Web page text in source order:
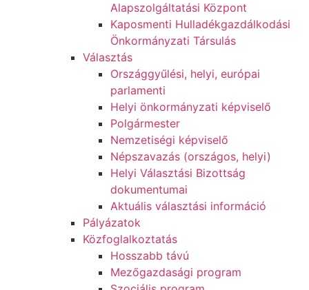
Alapszolgáltatási Központ
Kaposmenti Hulladékgazdálkodási
Önkormányzati Társulás
Választás
Országgyűlési, helyi, európai
parlamenti
Helyi önkormányzati képviselő
Polgármester
Nemzetiségi képviselő
Népszavazás (országos, helyi)
Helyi Választási Bizottság
dokumentumai
Aktuális választási információ
Pályázatok
Közfoglalkoztatás
Hosszabb távú
Mezőgazdasági program